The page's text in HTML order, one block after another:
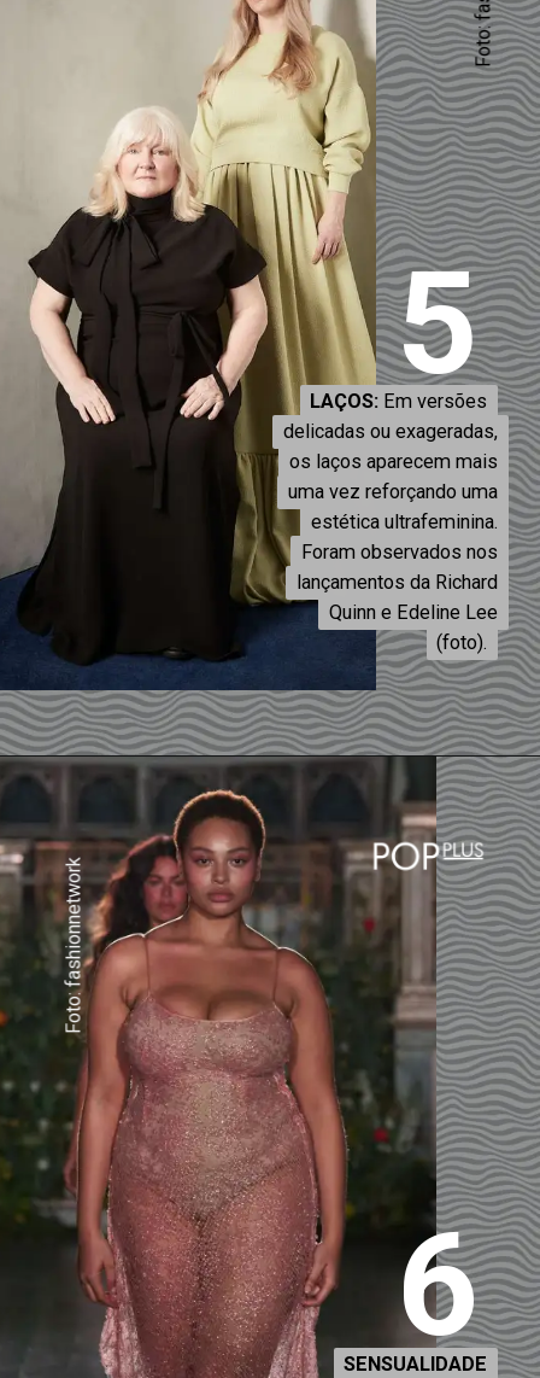
LAÇOS: Em versões
delicadas ou exageradas,
os laços aparecem mais
uma vez reforçando uma
estética ultrafeminina.
Foram observados nos
lançamentos da Richard
Quinn e Edeline Lee
(foto).
LAÇOS: Em versões
delicadas ou exageradas,
os laços aparecem mais
uma vez reforçando uma
estética ultrafeminina.
Foram observados nos
lançamentos da Richard
Quinn e Edeline Lee
(foto).
5
SENSUALIDADE
SENSUALIDADE
6
Foto: fashionnetwork